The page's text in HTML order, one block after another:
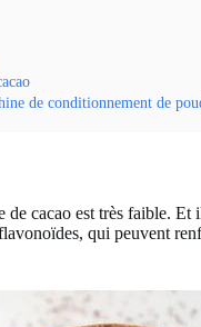
de conditionnement de
de cacao est très faible.
qui peuvent